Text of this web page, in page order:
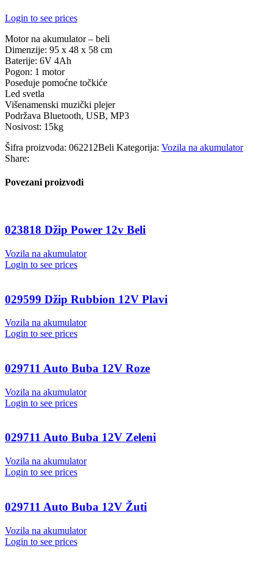
Login to see prices
Motor na akumulator – beli
Dimenzije: 95 x 48 x 58 cm
Baterije: 6V 4Ah
Pogon: 1 motor
Poseduje pomoćne točkiće
Led svetla
Višenamenski muzički plejer
Podržava Bluetooth, USB, MP3
Nosivost: 15kg
Šifra proizvoda: 062212Beli Kategorija: Vozila na akumulator
Share:
Povezani proizvodi
023818 Džip Power 12v Beli
Vozila na akumulator
Login to see prices
029599 Džip Rubbion 12V Plavi
Vozila na akumulator
Login to see prices
029711 Auto Buba 12V Roze
Vozila na akumulator
Login to see prices
029711 Auto Buba 12V Zeleni
Vozila na akumulator
Login to see prices
029711 Auto Buba 12V Žuti
Vozila na akumulator
Login to see prices